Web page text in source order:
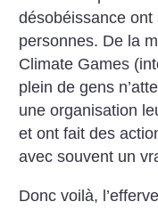
désobéissance
personnes. De la
Climate Games
plein de gens
une organisation
et ont fait des
avec souvent un
Donc voilà,